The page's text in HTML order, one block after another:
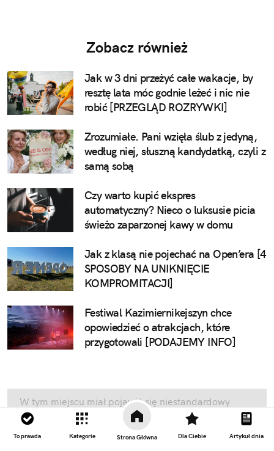
To prawda Kategorie Strona Główna Dla Ciebie Artykuł dnia
Zobacz również
Jak w 3 dni przeżyć całe wakacje, by
resztę lata móc godnie leżeć i nic nie
robić [PRZEGLĄD ROZRYWKI]
Zrozumiałe. Pani wzięła ślub z jedyną,
według niej, słuszną kandydatką, czyli z
samą sobą
Czy warto kupić ekspres
automatyczny? Nieco o luksusie picia
świeżo zaparzonej kawy w domu
Jak z klasą nie pojechać na Open’era [4
SPOSOBY NA UNIKNIĘCIE
KOMPROMITACJI]
Festiwal Kazimiernikejszyn chce
opowiedzieć o atrakcjach, które
przygotowali [PODAJEMY INFO]
W tym miejscu miał pojawić się niestandardowy
element artykułu lub reklama, ale nie widzisz
żadnego z tych elementów, ponieważ nie wyraziłeś
zgody. Swoje ustawienia prywatności możesz